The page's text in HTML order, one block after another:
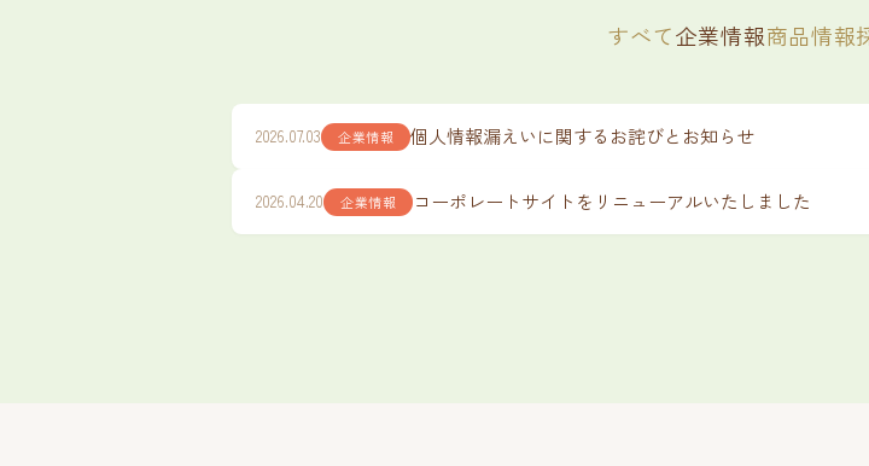
すべて企業情報商品情報
2026.07.03 企業情報 個人情報漏えいに関するお詫びとお知らせ
2026.04.20 企業情報 コーポレートサイトをリニューアルいたしました